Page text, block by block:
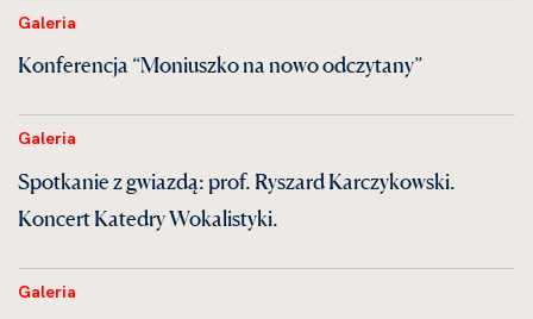
Galeria
Konferencja “Moniuszko na nowo odczytany”
Galeria
Spotkanie z gwiazdą: prof. Ryszard Karczykowski.
Koncert Katedry Wokalistyki.
Galeria